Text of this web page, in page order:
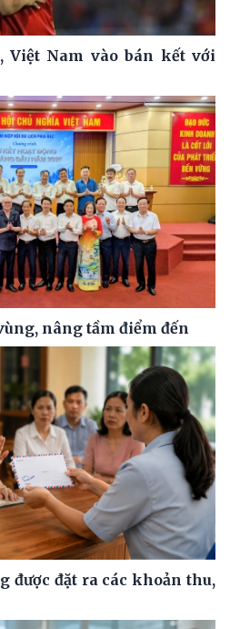
Việt Nam vào bán kết với
nâng tầm điểm đến
được đặt ra các khoản thu,